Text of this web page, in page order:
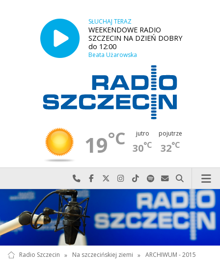
SŁUCHAJ TERAZ
WEEKENDOWE RADIO
SZCZECIN NA DZIEŃ DOBRY
do 12:00
Beata Użarowska
19°C jutro
30°C
pojutrze
32°C
Najlepiej po prostu do nas zadzwoń
Odwiedź nas na Facebook-u
Odwiedź nas na X
Odwiedź nas na Instagram-ie
Odwiedź nas na TikTok-u
Szukaj nas na Spotify
Wyślij do nas
Szukaj
Radio Szczecin » Na szczecińskiej ziemi » ARCHIWUM - 2015